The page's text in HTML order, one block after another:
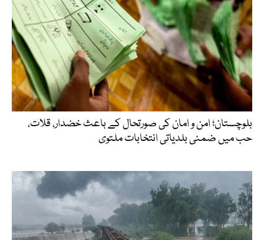
بلوچستان؛ امن و امان کی صورتحال کے باعث خضدار، قلات،
حب میں ضمنی بلدیاتی انتخابات ملتوی